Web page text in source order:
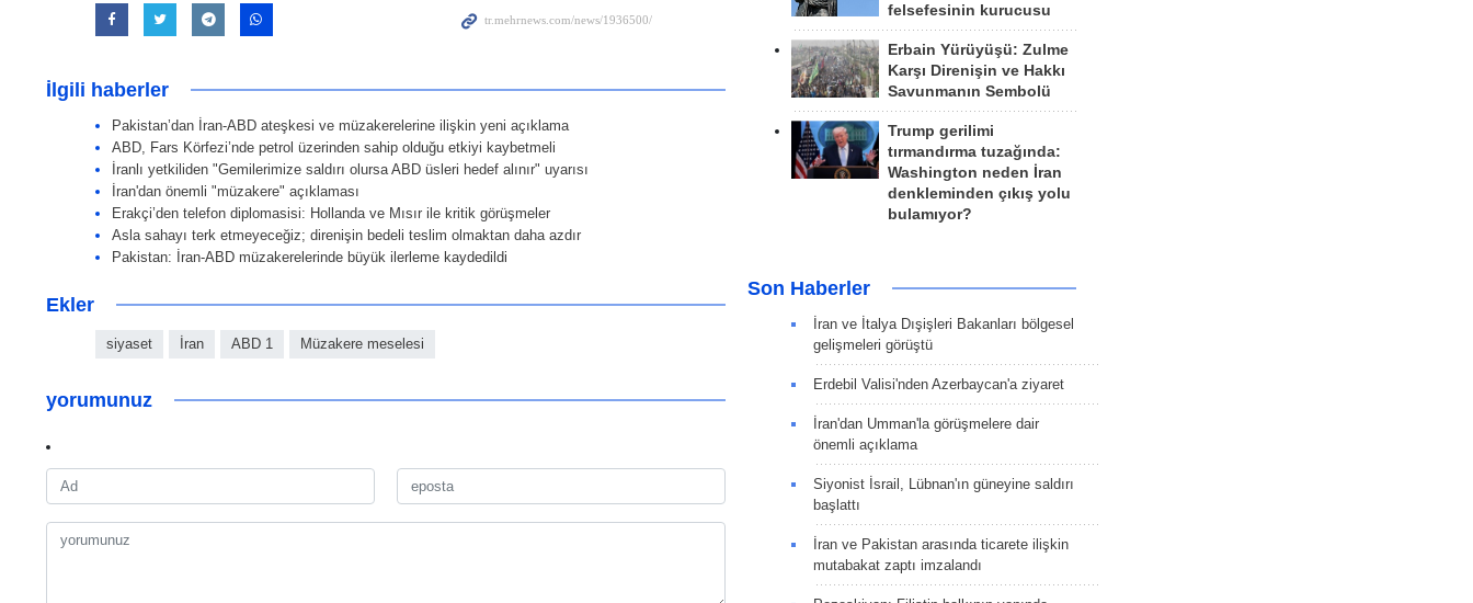
İlgili haberler
Pakistan’dan İran-ABD ateşkesi ve müzakerelerine ilişkin yeni açıklama
ABD, Fars Körfezi’nde petrol üzerinden sahip olduğu etkiyi kaybetmeli
İranlı yetkiliden "Gemilerimize saldırı olursa ABD üsleri hedef alınır" uyarısı
İran'dan önemli "müzakere" açıklaması
Erakçi’den telefon diplomasisi: Hollanda ve Mısır ile kritik görüşmeler
Asla sahayı terk etmeyeceğiz; direnişin bedeli teslim olmaktan daha azdır
Pakistan: İran-ABD müzakerelerinde büyük ilerleme kaydedildi
Ekler
siyaset İran ABD 1 Müzakere meselesi
yorumunuz
felsefesinin kurucusu
Erbain Yürüyüşü: Zulme
Karşı Direnişin ve Hakkı
Savunmanın Sembolü
Trump gerilimi
tırmandırma tuzağında:
Washington neden İran
denkleminden çıkış yolu
bulamıyor?
Son Haberler
İran ve İtalya Dışişleri Bakanları bölgesel
gelişmeleri görüştü
Erdebil Valisi'nden Azerbaycan'a ziyaret
İran'dan Umman'la görüşmelere dair
önemli açıklama
Siyonist İsrail, Lübnan'ın güneyine saldırı
başlattı
İran ve Pakistan arasında ticarete ilişkin
mutabakat zaptı imzalandı